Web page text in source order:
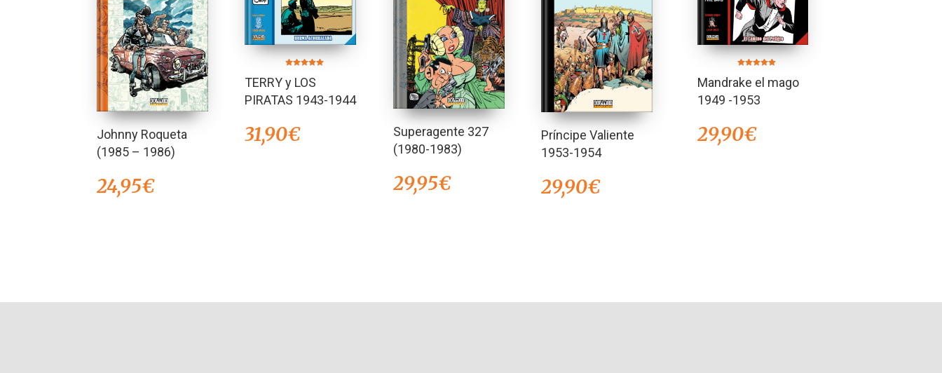
Johnny Roqueta
(1985 – 1986)
24,95€
5.00
de 5
TERRY y LOS
PIRATAS 1943-1944
31,90€
Superagente 327
(1980-1983)
29,95€
Príncipe Valiente
1953-1954
29,90€
5.00
de 5
Mandrake el mago
1949 -1953
29,90€